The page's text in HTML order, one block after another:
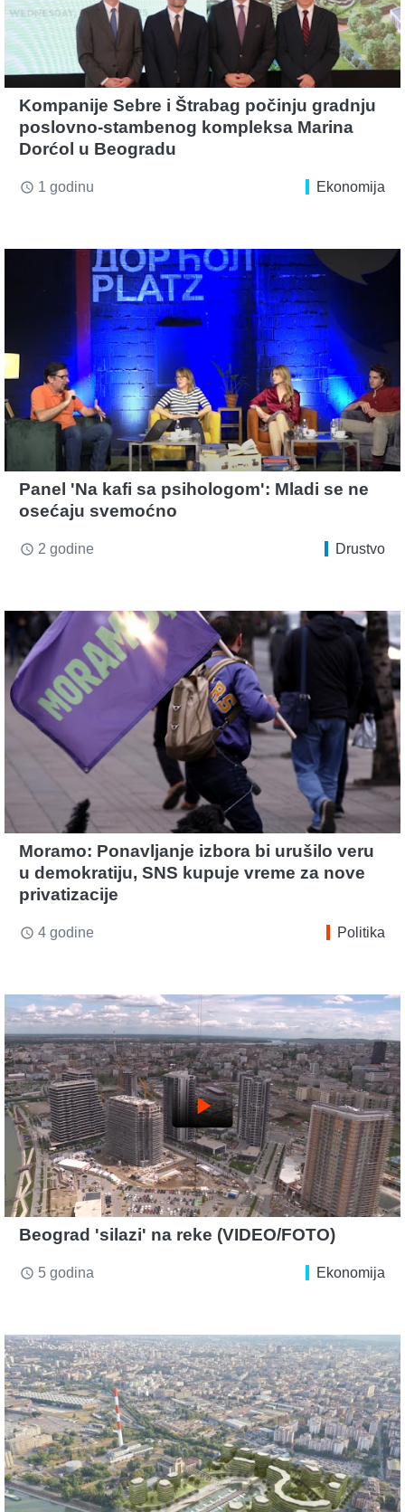
Kompanije Sebre i Štrabag počinju gradnju
poslovno-stambenog kompleksa Marina
Dorćol u Beogradu
access_time 1 godinu Ekonomija
Panel 'Na kafi sa psihologom': Mladi se ne
osećaju svemoćno
access_time 2 godine Drustvo
Moramo: Ponavljanje izbora bi urušilo veru
u demokratiju, SNS kupuje vreme za nove
privatizacije
access_time 4 godine Politika
play_arrow
Beograd 'silazi' na reke (VIDEO/FOTO)
access_time 5 godina Ekonomija